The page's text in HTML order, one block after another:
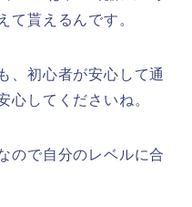
て貰えるんです。
、初心者が安心して通
心してくださいね。
ので自分のレベルに合